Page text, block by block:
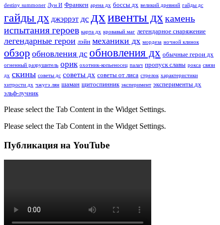
destiny summoner Лун И Франкен арена дх боссы дх великий древний гайды дс
гайды дх джэррэт дс дхивенты дхкамень
испытания героев карта дх кровавый маг легендарное снаряжение
легендарные герои лэйн механики дх мордеза ночной клинок
обзор обновления дс обновления дх обычные герои дх
огненный разрушитель орик охотник-копьеносец палач пропуск славы рокса связи
дх скины советы дс советы дх советы от лиса стрелок характеристики
хитрости дх чжугэ лян шаман щитоспинник эксперимент эксперименты дх
эльф-лучник
Please select the Tab Content in the Widget Settings.
Please select the Tab Content in the Widget Settings.
Публикация на YouTube